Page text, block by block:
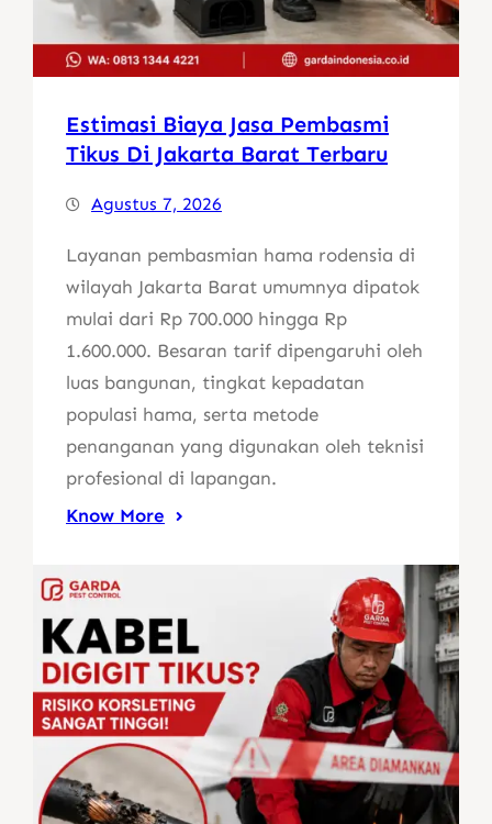
Estimasi Biaya Jasa Pembasmi
Tikus Di Jakarta Barat Terbaru
Agustus 7, 2026
Layanan pembasmian hama rodensia di
wilayah Jakarta Barat umumnya dipatok
mulai dari Rp 700.000 hingga Rp
1.600.000. Besaran tarif dipengaruhi oleh
luas bangunan, tingkat kepadatan
populasi hama, serta metode
penanganan yang digunakan oleh teknisi
profesional di lapangan.
Know More